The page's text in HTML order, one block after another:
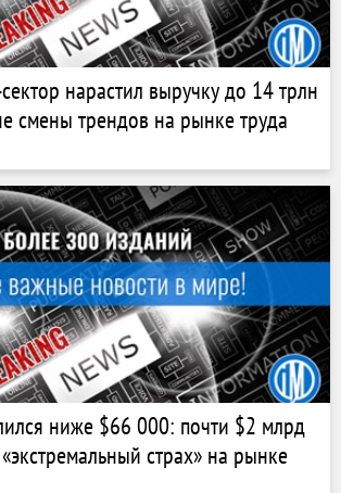
нарастил выручку до 14 трлн
смены трендов на рынке труда
ниже $66 000: почти $2 млрд
страх» на рынке